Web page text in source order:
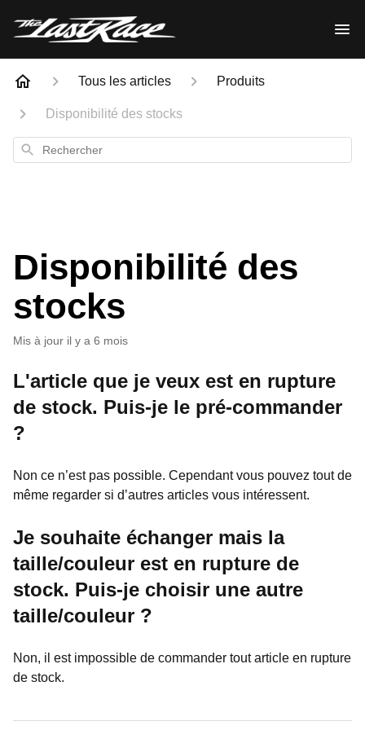
Tous les articles Produits
Disponibilité des stocks
Rechercher
Disponibilité des
stocks
Mis à jour il y a 6 mois
L'article que je veux est en rupture
de stock. Puis-je le pré-commander
?
Non ce n’est pas possible. Cependant vous pouvez tout de
même regarder si d’autres articles vous intéressent.
Je souhaite échanger mais la
taille/couleur est en rupture de
stock. Puis-je choisir une autre
taille/couleur ?
Non, il est impossible de commander tout article en rupture
de stock.